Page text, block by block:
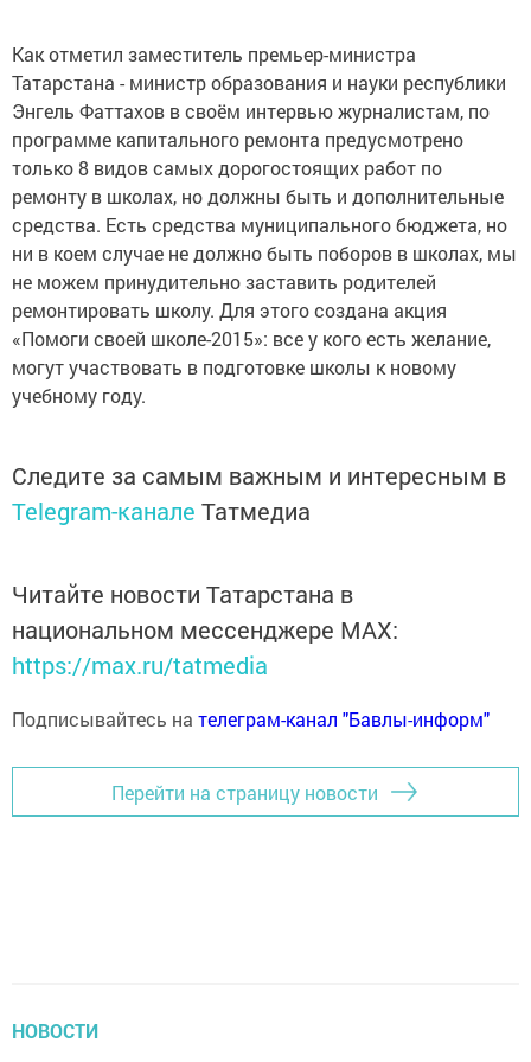
Как отметил заместитель премьер-министра
Татарстана - министр образования и науки республики
Энгель Фаттахов в своём интервью журналистам, по
программе капитального ремонта предусмотрено
только 8 видов самых дорогостоящих работ по
ремонту в школах, но должны быть и дополнительные
средства. Есть средства муниципального бюджета, но
ни в коем случае не должно быть поборов в школах, мы
не можем принудительно заставить родителей
ремонтировать школу. Для этого создана акция
«Помоги своей школе-2015»: все у кого есть желание,
могут участвовать в подготовке школы к новому
учебному году.
Следите за самым важным и интересным в
Telegram-канале Татмедиа
Читайте новости Татарстана в
национальном мессенджере MАХ:
https://max.ru/tatmedia
Подписывайтесь на телеграм-канал "Бавлы-информ"
Перейти на страницу новости
НОВОСТИ